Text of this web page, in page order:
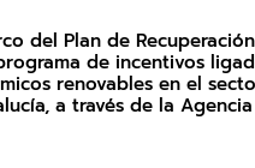
del Plan de
de incentivos
renovables en el
a través de la Agencia